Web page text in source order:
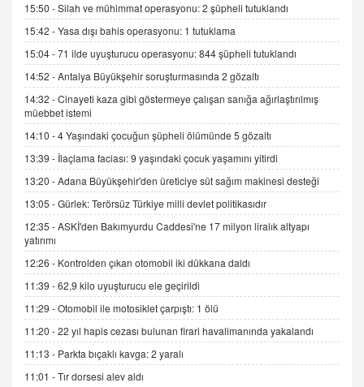
İNCİ GÜL AKÖL
Trump Keşke Adana'yı da Ziyaret Etse...
06.07.2026 13:00
ADEM AKÖL
Esed Destekçilerinin Yüzüne Vurulan Şamar:
Sednaya
11.12.2024 12:30
DR. EKREM ASLAN
Gerçek Ne, Algı Ne? "Beraber Yürüyoruz"
Cümlesinin Peşinden
GÖNÜL MENEKŞE
Şifacının Yolu
04.11.2025 12:56
AV. RÜMEYSA ÖZKALE
Kira Uyuşmazlıklarında Dava Açmadan Önce
15:50 -Silah ve mühimmat operasyonu: 2 şüpheli tutuklandı
15:42 -Yasa dışı bahis operasyonu: 1 tutuklama
15:04 -71 ilde uyuşturucu operasyonu: 844 şüpheli tutuklandı
14:52 -Antalya Büyükşehir soruşturmasında 2 gözaltı
14:32 -Cinayeti kaza gibi göstermeye çalışan sanığa ağırlaştırılmış
müebbet istemi
14:10 -4 Yaşındaki çocuğun şüpheli ölümünde 5 gözaltı
13:39 - İlaçlama faciası: 9 yaşındaki çocuk yaşamını yitirdi
13:20 -Adana Büyükşehir'den üreticiye süt sağım makinesi desteği
13:05 -Gürlek: Terörsüz Türkiye milli devlet politikasıdır
12:35 -ASKİ'den Bakımyurdu Caddesi'ne 17 milyon liralık altyapı
yatırımı
12:26 - Kontrolden çıkan otomobil iki dükkana daldı
11:39 -62,9 kilo uyuşturucu ele geçirildi
11:29 -Otomobil ile motosiklet çarpıştı: 1 ölü
11:20 -22 yıl hapis cezası bulunan firari havalimanında yakalandı
11:13 - Parkta bıçaklı kavga: 2 yaralı
11:01 -Tır dorsesi alev aldı